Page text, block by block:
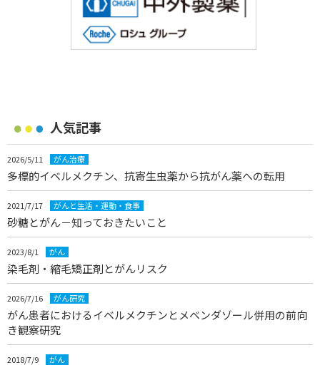
人気記事
2026/5/11 がん治療
多標的イベルメクチン、抗寄生虫薬から抗がん薬への転用
2021/7/17 がんと生活・運動・食事
砂糖とがん－知っておきたいこと
2023/8/1 がん
染毛剤・縮毛矯正剤とがんリスク
2026/7/16 がん研究
がん患者におけるイベルメクチンとメベンダゾール併用の前向
き観察研究
2018/7/9 がん